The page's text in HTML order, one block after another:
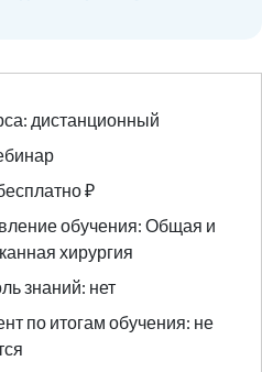
дистанционный
₽
обучения: Общая и
хирургия
знаний: нет
по итогам обучения: не